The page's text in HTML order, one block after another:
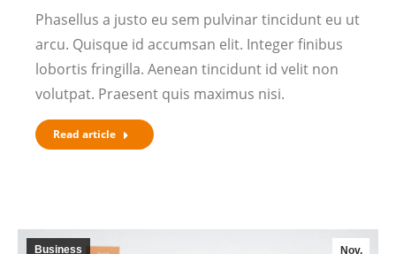
Phasellus a justo eu sem pulvinar tincidunt eu ut
arcu. Quisque id accumsan elit. Integer finibus
lobortis fringilla. Aenean tincidunt id velit non
volutpat. Praesent quis maximus nisi.
Read article
Nov.
Business